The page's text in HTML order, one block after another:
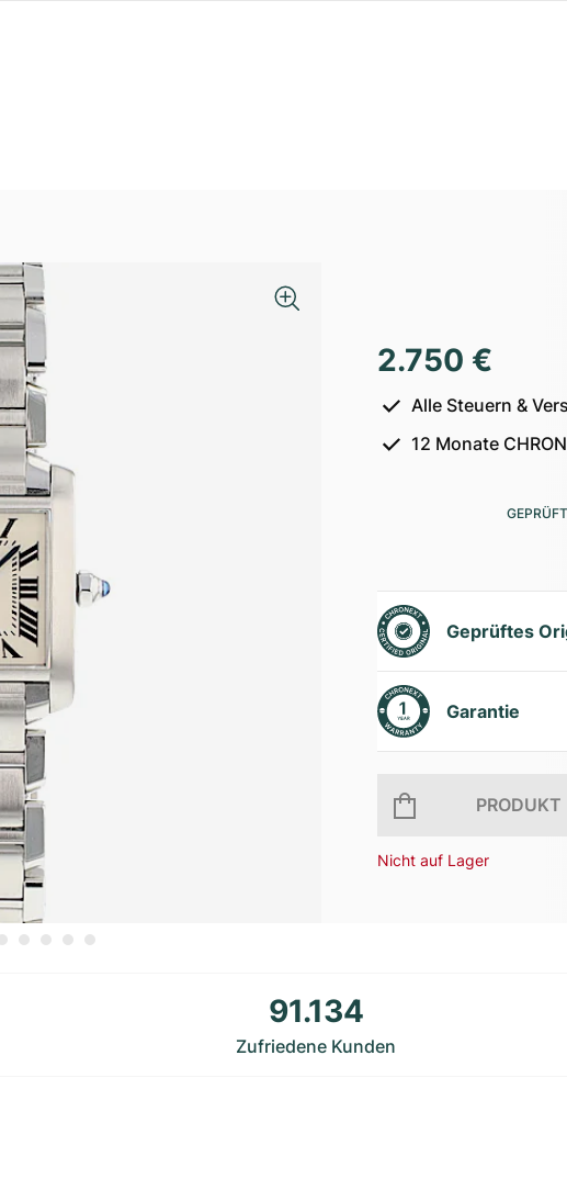
2.750 €
Alle Steuern &
12 Monate
Geprüftes
Garantie
Nicht auf Lager
91.134
Zufriedene Kunden